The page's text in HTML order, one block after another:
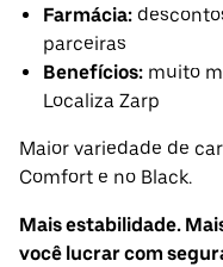
Farmácia:
parceiras
Benefícios: muito
Localiza Zarp
Maior variedade de
Comfort e no Black.
Mais estabilidade.
você lucrar com